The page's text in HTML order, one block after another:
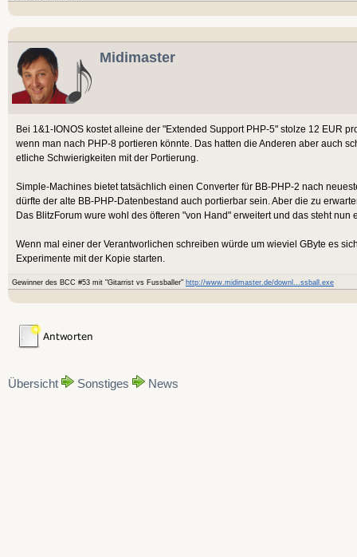
Midimaster
Bei 1&1-IONOS kostet alleine der "Extended Support PHP-5" stolze 12 EUR
wenn man nach PHP-8 portieren könnte. Das hatten die Anderen aber auch
etliche Schwierigkeiten mit der Portierung.
Simple-Machines bietet tatsächlich einen Converter für BB-PHP-2 nach
dürfte der alte BB-PHP-Datenbestand auch portierbar sein. Aber die zu
Das BlitzForum wure wohl des öfteren "von Hand" erweitert und das steht nun
Wenn mal einer der Verantworlichen schreiben würde um wieviel GByte es
Experimente mit der Kopie starten.
Gewinner des BCC #53 mit "Gitarrist vs Fussballer" http://www.midimaster.de/downl...ssball.exe
Übersicht Sonstiges News